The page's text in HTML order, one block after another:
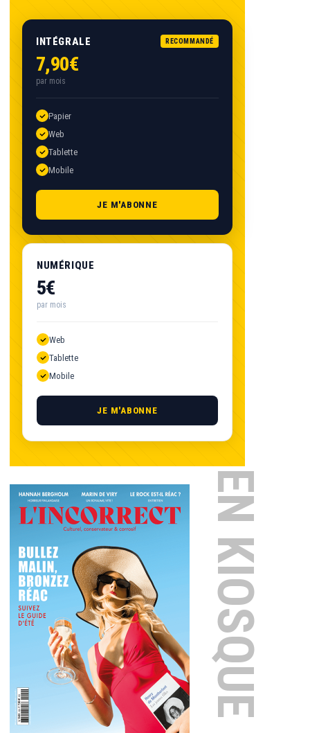
INTÉGRALE RECOMMANDÉ
7,90€
par mois
Papier
Web
Tablette
Mobile
JE M'ABONNE
NUMÉRIQUE
5€
par mois
Web
Tablette
Mobile
JE M'ABONNE
EN KIOSQUE